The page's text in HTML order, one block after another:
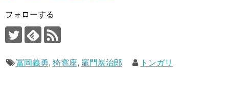
フォローする
冨岡義勇, 猗窩座, 竈門炭治郎 トンガリ